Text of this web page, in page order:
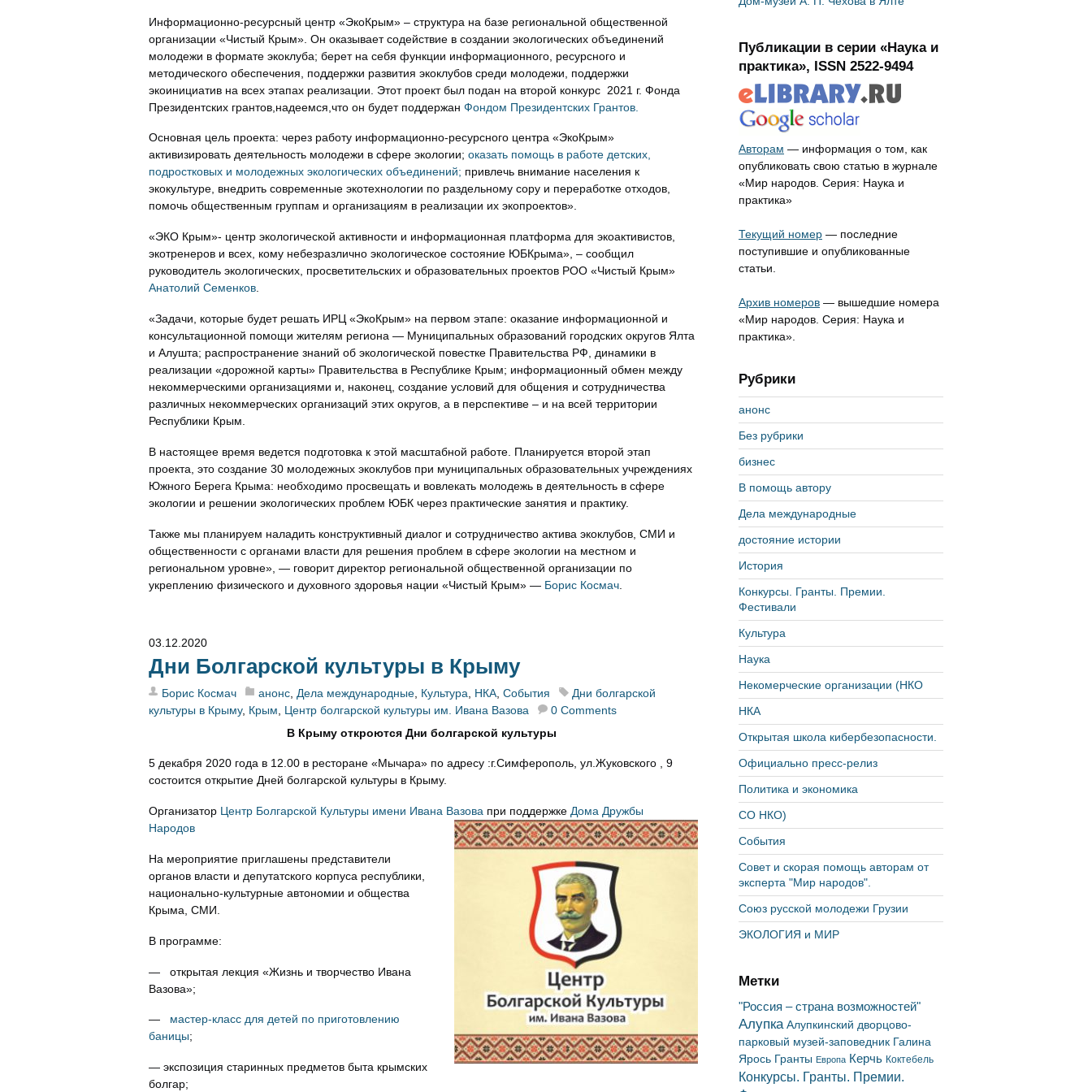
Информационно-ресурсный центр «ЭкоКрым» – структура на базе региональной общественной
организации «Чистый Крым». Он оказывает содействие в создании экологических объединений
молодежи в формате экоклуба; берет на себя функции информационного, ресурсного и
методического обеспечения, поддержки развития экоклубов среди молодежи, поддержки
экоинициатив на всех этапах реализации. Этот проект был подан на второй конкурс 2021 г. Фонда
Президентских грантов,надеемся,что он будет поддержан Фондом Президентских Грантов.
Основная цель проекта: через работу информационно-ресурсного центра «ЭкоКрым»
активизировать деятельность молодежи в сфере экологии; оказать помощь в работе детских,
подростковых и молодежных экологических объединений; привлечь внимание населения к
экокультуре, внедрить современные экотехнологии по раздельному сору и переработке отходов,
помочь общественным группам и организациям в реализации их экопроектов».
«ЭКО Крым»- центр экологической активности и информационная платформа для экоактивистов,
экотренеров и всех, кому небезразлично экологическое состояние ЮБКрыма», – сообщил
руководитель экологических, просветительских и образовательных проектов РОО «Чистый Крым»
Анатолий Семенков.
«Задачи, которые будет решать ИРЦ «ЭкоКрым» на первом этапе: оказание информационной и
консультационной помощи жителям региона — Муниципальных образований городских округов Ялта
и Алушта; распространение знаний об экологической повестке Правительства РФ, динамики в
реализации «дорожной карты» Правительства в Республике Крым; информационный обмен между
некоммерческими организациями и, наконец, создание условий для общения и сотрудничества
различных некоммерческих организаций этих округов, а в перспективе – и на всей территории
Республики Крым.
В настоящее время ведется подготовка к этой масштабной работе. Планируется второй этап
проекта, это создание 30 молодежных экоклубов при муниципальных образовательных учреждениях
Южного Берега Крыма: необходимо просвещать и вовлекать молодежь в деятельность в сфере
экологии и решении экологических проблем ЮБК через практические занятия и практику.
Также мы планируем наладить конструктивный диалог и сотрудничество актива экоклубов, СМИ и
общественности с органами власти для решения проблем в сфере экологии на местном и
региональном уровне», — говорит директор региональной общественной организации по
укреплению физического и духовного здоровья нации «Чистый Крым» — Борис Космач
03.12.2020
Дни Болгарской культуры в Крыму
Борис Космач анонс Дела международные Культура НКА События
Дни болгарской
культуры в Крыму, Крым Центр болгарской культуры им. Ивана Вазова
0 Comments
В Крыму откроются Дни болгарской культуры
5 декабря 2020 года в 12.00 в ресторане «Мычара» по адресу :г.Симферополь, ул.Жуковского , 9
состоится открытие Дней болгарской культуры в Крыму.
Организатор Центр Болгарской Культуры имени Ивана Вазова при поддержке Дома Дружбы
Народов
На мероприятие приглашены представители
органов власти и депутатского корпуса республики,
национально-культурные автономии и общества
Крыма, СМИ.
В программе:
— открытая лекция «Жизнь и творчество Ивана
Вазова»;
— мастер-класс для детей по приготовлению
баницы;
— экспозиция старинных предметов быта крымских
болгар;
Публикации в серии «Наука и
практика», ISSN 2522-9494
Авторам — информация о том, как
опубликовать свою статью в журнале
«Мир народов. Серия: Наука и
практика»
Текущий номер — последние
поступившие и опубликованные
статьи.
Архив номеров — вышедшие номера
«Мир народов. Серия: Наука и
практика».
Рубрики
анонс
Без рубрики
бизнес
В помощь автору
Дела международные
достояние истории
История
Конкурсы. Гранты. Премии.
Фестивали
Культура
Наука
Некомерческие организации (НКО
НКА
Открытая школа кибербезопасности.
Официально пресс-релиз
Политика и экономика
СО НКО)
События
Совет и скорая помощь авторам от
эксперта "Мир народов".
Союз русской молодежи Грузии
ЭКОЛОГИЯ и МИР
Метки
"Россия – страна возможностей"
Алупка Алупкинский дворцово-
парковый музей-заповедник Галина
Ярось Гранты Европа Керчь Коктебель
Конкурсы. Гранты. Премии.